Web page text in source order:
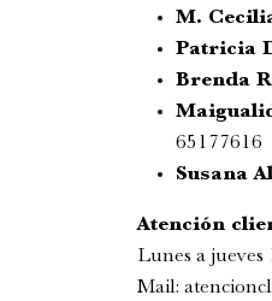
M.
Patricia
Brenda
65177616
Susana
Atención
Lunes a jueves
Mail: